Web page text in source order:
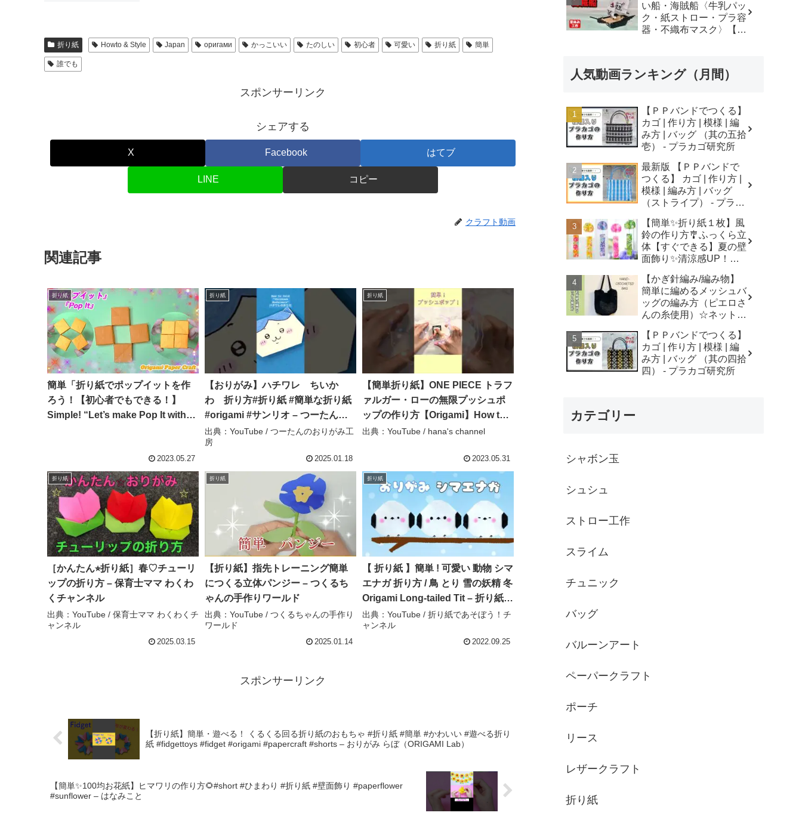
折り紙 Howto & Style Japan оригами かっこいい たのしい 初心者 可愛い 折り紙 簡単
誰でも
スポンサーリンク
シェアする
X Facebook はてブ
LINE コピー
クラフト動画
関連記事
折り紙
簡単「折り紙でポップイットを作
ろう！【初心者でもできる！】
Simple! “Let’s make Pop It with
ル Origami paper craft 2023.05.27
折り紙
【おりがみ】ハチワレ ちいか
わ 折り方#折り紙 #簡単な折り紙
#origami #サンリオ – つーたんの
おりがみ工房
出典：YouTube / つーたんのおりがみ工
房
2025.01.18
折り紙
【簡単折り紙】ONE PIECE トラフ
ァルガー・ローの無限プッシュポ
ップの作り方【Origami】How to
make Push pop ・Pop it 팝잇折
出典：YouTube / hana's channel
2023.05.31
折り紙
［かんたん⭐︎折り紙］春♡チューリ
ップの折り方 – 保育士ママ わくわ
くチャンネル
出典：YouTube / 保育士ママ わくわくチ
ャンネル
2025.03.15
折り紙
【折り紙】指先トレーニング簡単
につくる立体パンジー – つくるち
ゃんの手作りワールド
出典：YouTube / つくるちゃんの手作り
ワールド
2025.01.14
折り紙
【 折り紙 】簡単 ! 可愛い 動物 シマ
エナガ 折り方 / 鳥 とり 雪の妖精 冬
Origami Long-tailed Tit – 折り紙で
あそぼう！チャンネル
出典：YouTube / 折り紙であそぼう！チ
ャンネル
2022.09.25
スポンサーリンク
【折り紙】簡単・遊べる！ くるくる回る折り紙のおもちゃ #折り紙 #簡単 #かわいい #遊べる折り
紙 #fidgettoys #fidget #origami #papercraft #shorts – おりがみ らぼ（ORIGAMI Lab）
【簡単✨100均お花紙】ヒマワリの作り方🌻#short #ひまわり #折り紙 #壁面飾り #paperflower
#sunflower – はなみこと
い船・海賊船〈牛乳パッ
ク・紙ストロー・プラ容
器・不織布マスク〉【自
人気動画ランキング（月間）
【ＰＰバンドでつくる】
カゴ | 作り方 | 模様 | 編
み方 | バッグ （其の五拾
壱） - プラカゴ研究所
最新版 【ＰＰバンドで
つくる】 カゴ | 作り方 |
模様 | 編み方 | バッグ
（ストライプ） - プラカ
【簡単✨折り紙１枚】風
鈴の作り方🎐ふっくら立
体【すぐできる】夏の壁
面飾り✨清涼感UP！無
Origami Wind Chimes -
はなみこと
【かぎ針編み/編み物】
簡単に編めるメッシュバ
ッグの編み方（ピエロさ
んの糸使用）☆ネットバ
mesh bag/tutorial - そろ
そろはじめよう
☆crochet
【ＰＰバンドでつくる】
カゴ | 作り方 | 模様 | 編
み方 | バッグ （其の四拾
四） - プラカゴ研究所
カテゴリー
シャボン玉
シュシュ
ストロー工作
スライム
チュニック
バッグ
バルーンアート
ペーパークラフト
ポーチ
リース
レザークラフト
折り紙